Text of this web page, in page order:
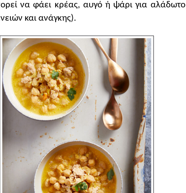
να φάει κρέας, αυγό ή ψάρι για αλάδωτο
και ανάγκης).